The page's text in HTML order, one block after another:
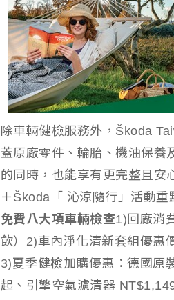
除車輛健檢服務外，Škoda
蓋原廠零件、輪胎、機油保養
的同時，也能享有更完整且安
＋Škoda「 沁涼隨行」活動重
免費八大項車輛檢查1)回廠消
飲）2)車內淨化清新套組優惠
3)夏季健檢加購優惠：德國原
起、引擎空氣濾清器